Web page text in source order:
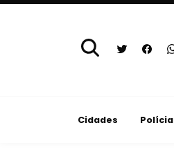
Cidades Polícia